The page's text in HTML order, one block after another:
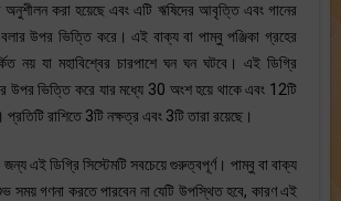
অনুশীলন করা হয়েছে এবং এটি ঋষিদের আবৃত্তি এবং গানের
উপর ভিত্তি করে। এই বাক্য বা পাম্বু পঞ্জিকা গ্রহের
নয় যা মহাবিশ্বের চারপাশে ঘন ঘন ঘটবে। এই ডিগ্রি
উপর ভিত্তি করে যার মধ্যে 30 অংশ হয়ে থাকে এবং 12টি
রাশিতে 3টি নক্ষত্র এবং 3টি তারা রয়েছে।
জন্য এই ডিগ্রি সিস্টেমটি সবচেয়ে গুরুত্বপূর্ণ। পাম্বু বা বাক্য
সময় গণনা করতে পারবেন না যেটি উপস্থিত হবে, কারণ এই